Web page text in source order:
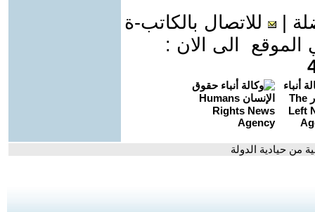
للاتصال بالكاتب-ة
الى الان :
من حيادية الدولة